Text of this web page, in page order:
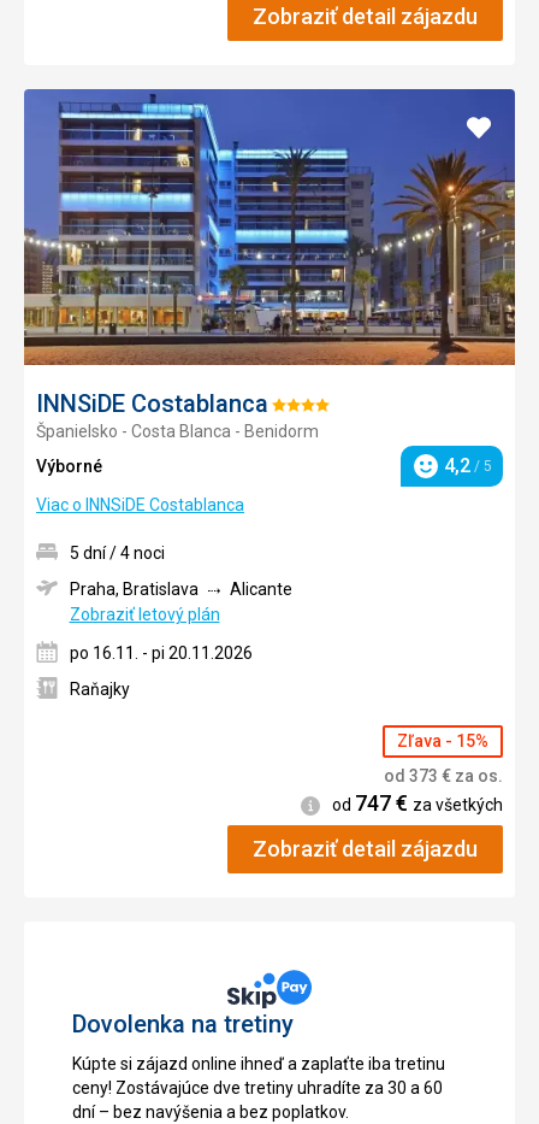
Zobraziť detail zájazdu
INNSiDE Costablanca Hodnotenie:
4/5
Španielsko - Costa Blanca - Benidorm
Výborné
Hodnotenie
4,2 / 5
Viac o INNSiDE Costablanca
Pridať
5 dní / 4 noci
Praha, Bratislava
Alicante
Zobraziť letový plán
po 16.11. - pi 20.11.2026
Raňajky
Zľava - 15%
od 373 € za os.
Informácie
od 747€ za všetkých
Zobraziť detail zájazdu
Dovolenka na tretiny
Kúpte si zájazd online ihneď a zaplaťte iba tretinu
ceny! Zostávajúce dve tretiny uhradíte za 30 a 60
dní – bez navýšenia a bez poplatkov.